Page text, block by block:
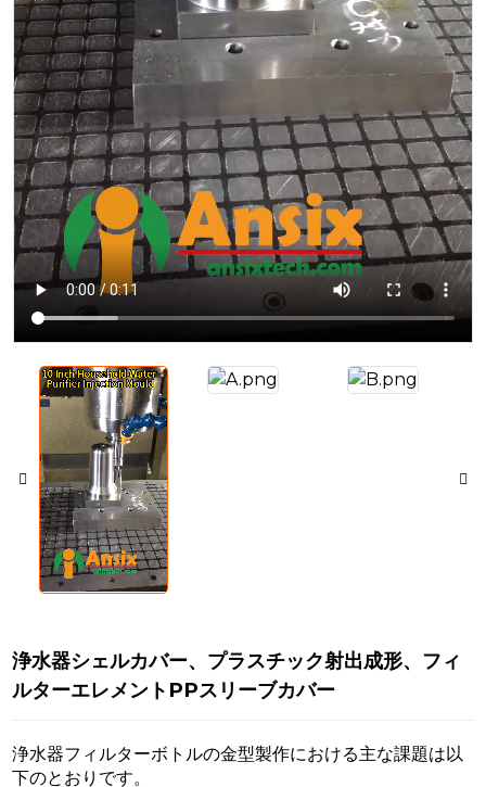
浄水器シェルカバー、プラスチック射出成形、フィ
ルターエレメントPPスリーブカバー
浄水器フィルターボトルの金型製作における主な課題は以
下のとおりです。